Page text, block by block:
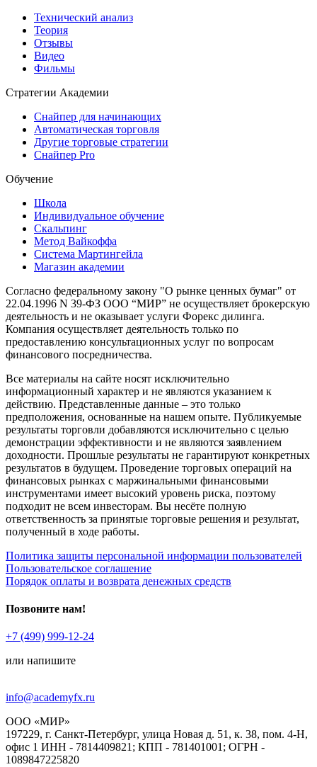
Технический анализ
Теория
Отзывы
Видео
Фильмы
Стратегии Академии
Снайпер для начинающих
Автоматическая торговля
Другие торговые стратегии
Снайпер Pro
Обучение
Школа
Индивидуальное обучение
Скальпинг
Метод Вайкоффа
Система Мартингейла
Магазин академии
Согласно федеральному закону "О рынке ценных бумаг" от
22.04.1996 N 39-ФЗ ООО “МИР” не осуществляет брокерскую
деятельность и не оказывает услуги Форекс дилинга.
Компания осуществляет деятельность только по
предоставлению консультационных услуг по вопросам
финансового посредничества.
Все материалы на сайте носят исключительно
информационный характер и не являются указанием к
действию. Представленные данные – это только
предположения, основанные на нашем опыте. Публикуемые
результаты торговли добавляются исключительно с целью
демонстрации эффективности и не являются заявлением
доходности. Прошлые результаты не гарантируют конкретных
результатов в будущем. Проведение торговых операций на
финансовых рынках с маржинальными финансовыми
инструментами имеет высокий уровень риска, поэтому
подходит не всем инвесторам. Вы несёте полную
ответственность за принятые торговые решения и результат,
полученный в ходе работы.
Политика защиты персональной информации пользователей
Пользовательское соглашение
Порядок оплаты и возврата денежных средств
Позвоните нам!
+7 (499) 999-12-24
или напишите
info@academyfx.ru
ООО «МИР»
197229, г. Санкт-Петербург, улица Новая д. 51, к. 38, пом. 4-Н,
офис 1 ИНН - 7814409821; КПП - 781401001; ОГРН -
1089847225820